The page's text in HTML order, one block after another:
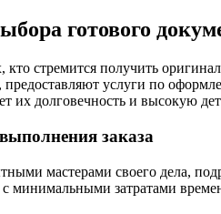
готового
стремится получить
предоставляют услуги по
их долговечность и высокую
заказа
мастерами своего дела,
минимальными затратами